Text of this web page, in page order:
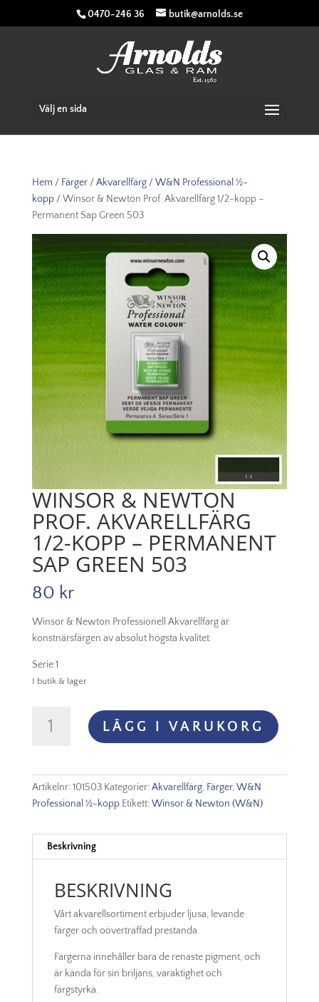
0470-246 36 butik@arnolds.se
Välj en sida
Hem / Färger/Akvarellfärg/W&N Professional ½-
kopp/ Winsor & Newton Prof. Akvarellfärg 1/2-kopp –
Permanent Sap Green 503
WINSOR & NEWTON
PROF. AKVARELLFÄRG
1/2-KOPP – PERMANENT
SAP GREEN 503
80 kr
Winsor & Newton Professionell Akvarellfärg är
konstnärsfärgen av absolut högsta kvalitet.
Serie 1
I butik & lager
Akvarellfärg
1/2-
Permanent
Sap
mängd
LÄGG I VARUKORG
Artikelnr:101503 Kategorier:Akvarellfärg, Färger,W&N
Professional ½-kopp Etikett:Winsor & Newton (W&N)
Beskrivning
BESKRIVNING
Vårt akvarellsortiment erbjuder ljusa, levande
färger och oöverträffad prestanda.
Färgerna innehåller bara de renaste pigment, och
är kända för sin briljans, varaktighet och
färgstyrka.